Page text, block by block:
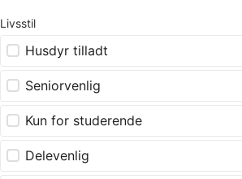
Livsstil
Husdyr tilladt
Seniorvenlig
Kun for studerende
Delevenlig